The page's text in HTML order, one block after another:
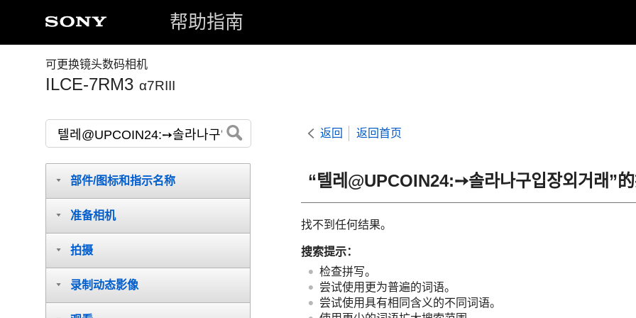
帮助指南
可更换镜头数码相机
ILCE-7RM3 α7RIII
返回 返回首页
“텔레@UPCOIN24:➙솔라나구입장외거래”
找不到任何结果。
搜索提示：
检查拼写。
尝试使用更为普遍的词语。
尝试使用具有相同含义的不同词语。
部件/图标和指示名称
准备相机
拍摄
录制动态影像